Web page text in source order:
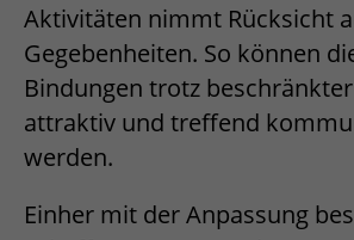
Aktivitäten nimmt Rücksicht
Gegebenheiten. So können
Bindungen trotz
attraktiv und treffend
werden.
Einher mit der Anpassung